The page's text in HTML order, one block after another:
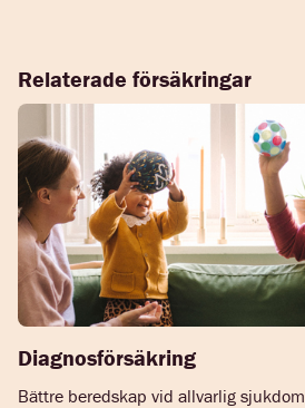
Relaterade försäkringar
Diagnosförsäkring
Bättre beredskap vid allvarlig sjukdom